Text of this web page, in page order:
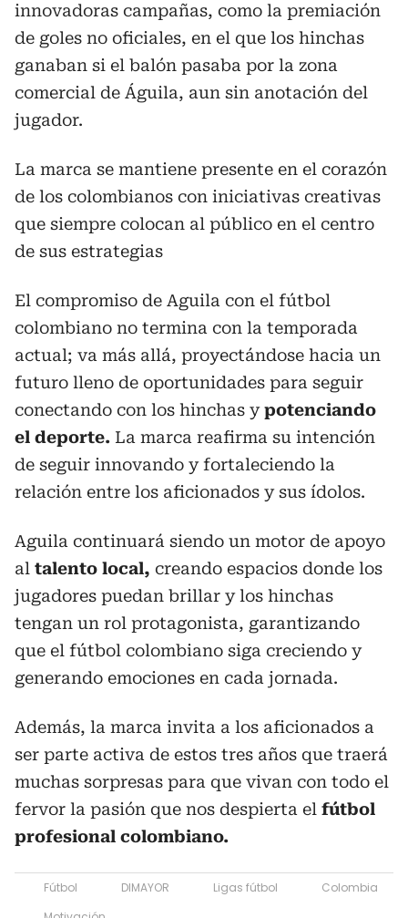
innovadoras campañas, como la premiación
de goles no oficiales, en el que los hinchas
ganaban si el balón pasaba por la zona
comercial de Águila, aun sin anotación del
jugador.
La marca se mantiene presente en el corazón
de los colombianos con iniciativas creativas
que siempre colocan al público en el centro
de sus estrategias
El compromiso de Aguila con el fútbol
colombiano no termina con la temporada
actual; va más allá, proyectándose hacia un
futuro lleno de oportunidades para seguir
conectando con los hinchas ypotenciando
el deporte. La marca reafirma su intención
de seguir innovando y fortaleciendo la
relación entre los aficionados y sus ídolos.
Aguila continuará siendo un motor de apoyo
al talento local, creando espacios donde los
jugadores puedan brillar y los hinchas
tengan un rol protagonista, garantizando
que el fútbol colombiano siga creciendo y
generando emociones en cada jornada.
Además, la marca invita a los aficionados a
ser parte activa de estos tres años que traerá
muchas sorpresas para que vivan con todo el
fervor la pasión que nos despierta el fútbol
profesional colombiano.
Fútbol DIMAYOR Ligas fútbol
Colombia